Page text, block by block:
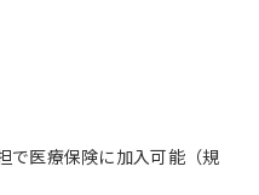
医療保険に加入可能（規